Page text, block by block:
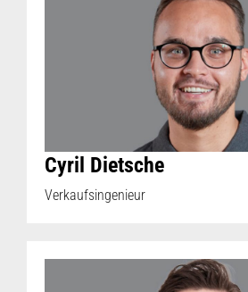
Cyril Dietsche
Verkaufsingenieur